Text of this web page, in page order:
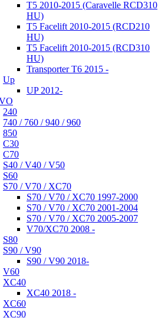
T5 2010-2015 (Caravelle RCD310
HU)
T5 Facelift 2010-2015 (RCD210
HU)
T5 Facelift 2010-2015 (RCD310
HU)
Transporter T6 2015 -
Up
UP 2012-
240
740 / 760 / 940 / 960
850
C30
C70
S40 / V40 / V50
S60
S70 / V70 / XC70
S70 / V70 / XC70 1997-2000
S70 / V70 / XC70 2001-2004
S70 / V70 / XC70 2005-2007
V70/XC70 2008 -
S80
S90 / V90
S90 / V90 2018-
V60
XC40
XC40 2018 -
XC60
XC90